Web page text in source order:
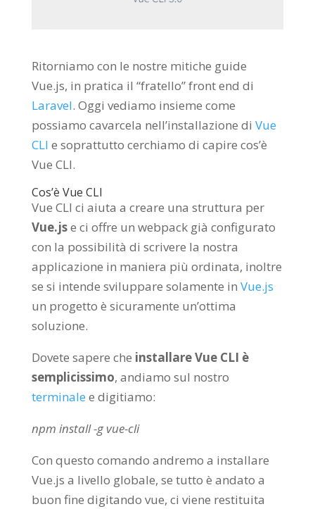
Ritorniamo con le nostre mitiche guide
Vue.js, in pratica il “fratello” front end di
Laravel. Oggi vediamo insieme come
possiamo cavarcela nell’installazione di Vue
CLI e soprattutto cerchiamo di capire cos’è
Vue CLI.
Cos’è Vue CLI
Vue CLI ci aiuta a creare una struttura per
Vue.jse ci offre un webpack già configurato
con la possibilità di scrivere la nostra
applicazione in maniera più ordinata, inoltre
se si intende sviluppare solamente in Vue.js
un progetto è sicuramente un’ottima
soluzione.
Dovete sapere che installare Vue CLI è
semplicissimo, andiamo sul nostro
terminale e digitiamo:
npm install-gvue-cli
Con questo comando andremo a installare
Vue.js a livello globale, se tutto è andato a
buon fine digitando vue, ci viene restituita